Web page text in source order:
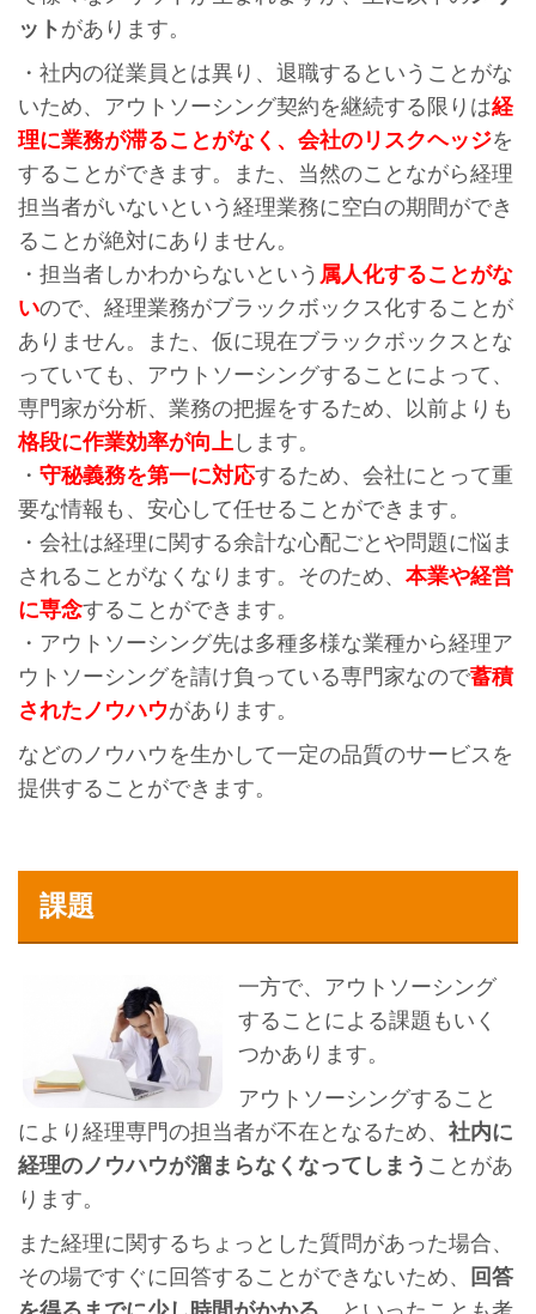
ット があります。
・社内の従業員とは異り、退職するということがな
いため、アウトソーシング契約を継続する限りは経
理に業務が滞ることがなく、会社のリスクヘッジを
することができます。また、当然のことながら経理
担当者がいないという経理業務に空白の期間ができ
ることが絶対にありません。
・担当者しかわからないという 属人化することがな
いので、経理業務がブラックボックス化することが
ありません。また、仮に現在ブラックボックスとな
っていても、アウトソーシングすることによって、
専門家が分析、業務の把握をするため、以前よりも
格段に作業効率が向上します。
・ 守秘義務を第一に対応するため、会社にとって重
要な情報も、安心して任せることができます。
・会社は経理に関する余計な心配ごとや問題に悩ま
されることがなくなります。そのため、 本業や経営
に専念することができます。
・アウトソーシング先は多種多様な業種から経理ア
ウトソーシングを請け負っている専門家なので蓄積
されたノウハウがあります。
などのノウハウを生かして一定の品質のサービスを
提供することができます。
課題
一方で、アウトソーシング
することによる課題もいく
つかあります。
アウトソーシングすること
により経理専門の担当者が不在となるため、 社内に
経理のノウハウが溜まらなくなってしまう ことがあ
ります。
また経理に関するちょっとした質問があった場合、
その場ですぐに回答することができないため、
回答